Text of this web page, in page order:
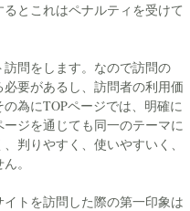
とこれはペナルティを受けて
問をします。なので訪問の
要があるし、訪問者の利用価
為にTOPページでは、明確に
ジを通じても同一のテーマに
判りやすく、使いやすいく、
。
トを訪問した際の第一印象は